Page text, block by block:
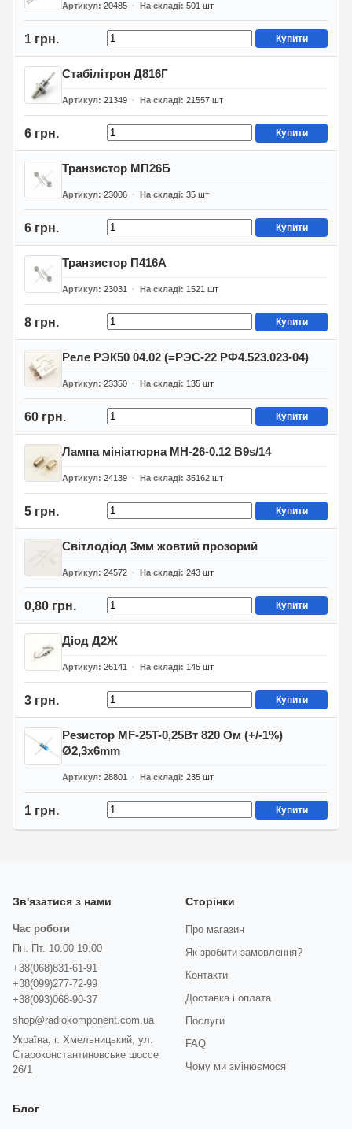
Артикул 20485 На складі 501 шт
1 грн. Купити
Стабілітрон Д816Г
Артикул 21349 На складі 21557 шт
6 грн. Купити
Транзистор МП26Б
Артикул 23006 На складі 35 шт
6 грн. Купити
Транзистор П416А
Артикул 23031 На складі 1521 шт
8 грн. Купити
Реле РЭК50 04.02 (=РЭС-22 РФ4.523.023-04)
Артикул 23350 На складі 135 шт
60 грн. Купити
Лампа мініатюрна МН-26-0.12 В9s/14
Артикул 24139 На складі 35162 шт
5 грн. Купити
Світлодіод 3мм жовтий прозорий
Артикул 24572 На складі 243 шт
0,80 грн. Купити
Діод Д2Ж
Артикул 26141 На складі 145 шт
3 грн. Купити
Резистор MF-25T-0,25Вт 820 Ом (+/-1%)
Ø2,3x6mm
Артикул 28801 На складі 235 шт
1 грн. Купити
Зв'язатися з нами
Час роботи
Пн.-Пт. 10.00-19.00
+38(068)831-61-91
+38(099)277-72-99
+38(093)068-90-37
shop@radiokomponent.com.ua
Україна, г. Хмельницький, ул.
Староконстантиновське шоссе
26/1
Сторінки
Про магазин
Як зробити замовлення?
Контакти
Доставка і оплата
Послуги
FAQ
Чому ми змінюємося
Блог